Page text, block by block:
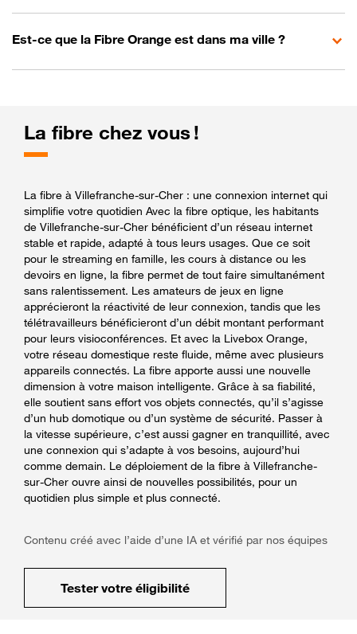
Est-ce que la Fibre Orange est dans ma ville ?
La fibre chez vous !
La fibre à Villefranche-sur-Cher : une connexion internet qui
simplifie votre quotidien Avec la fibre optique, les habitants
de Villefranche-sur-Cher bénéficient d’un réseau internet
stable et rapide, adapté à tous leurs usages. Que ce soit
pour le streaming en famille, les cours à distance ou les
devoirs en ligne, la fibre permet de tout faire simultanément
sans ralentissement. Les amateurs de jeux en ligne
apprécieront la réactivité de leur connexion, tandis que les
télétravailleurs bénéficieront d’un débit montant performant
pour leurs visioconférences. Et avec la Livebox Orange,
votre réseau domestique reste fluide, même avec plusieurs
appareils connectés. La fibre apporte aussi une nouvelle
dimension à votre maison intelligente. Grâce à sa fiabilité,
elle soutient sans effort vos objets connectés, qu’il s’agisse
d’un hub domotique ou d’un système de sécurité. Passer à
la vitesse supérieure, c’est aussi gagner en tranquillité, avec
une connexion qui s’adapte à vos besoins, aujourd’hui
comme demain. Le déploiement de la fibre à Villefranche-
sur-Cher ouvre ainsi de nouvelles possibilités, pour un
quotidien plus simple et plus connecté.
Contenu créé avec l’aide d’une IA et vérifié par nos équipes
Tester votre éligibilité